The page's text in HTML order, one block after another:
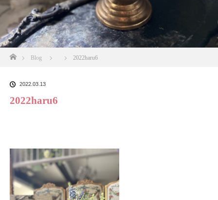
Blog 2022haru6
2022.03.13
2022haru6